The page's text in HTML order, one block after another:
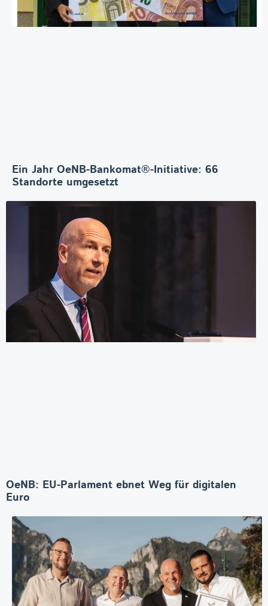
Ein Jahr OeNB-Bankomat®-Initiative: 66
Standorte umgesetzt
OeNB: EU-Parlament ebnet Weg für digitalen
Euro